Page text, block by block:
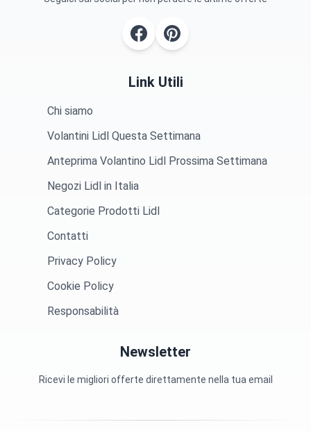
Link Utili
Chi siamo
Volantini Lidl Questa Settimana
Anteprima Volantino Lidl Prossima Settimana
Negozi Lidl in Italia
Categorie Prodotti Lidl
Contatti
Privacy Policy
Cookie Policy
Responsabilità
Newsletter
Ricevi le migliori offerte direttamente nella tua email